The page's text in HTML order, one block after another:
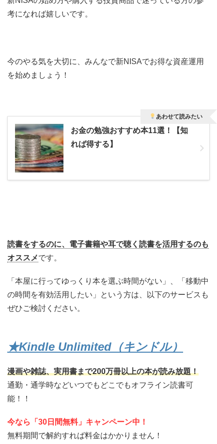
考になれば嬉しいです。
今のやる気を大切に、みんなで新NISAでお得な資産運用
を始めましょう！
お金の勉強おすすめ本11選！【知
れば得する】
あわせて読みたい
読書をするのに、電子書籍や耳で聴く読書を活用するのも
オススメです。
「本屋に行ってゆっくり本を選ぶ時間がない」、「移動中
の時間を有効活用したい」という方は、以下のサービスも
ぜひご検討ください。
★Kindle Unlimited（キンドル）
漫画や雑誌、実用書まで200万冊以上の本が読み放題！
通勤・通学時などいつでもどこでもオフライン読書可
能！！
今なら「30日間無料」キャンペーン中！
無料期間で解約すれば料金はかかりません！